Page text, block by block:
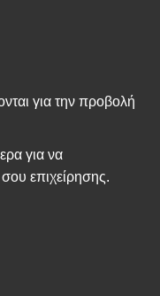
για την προβολή
για να
επιχείρησης.